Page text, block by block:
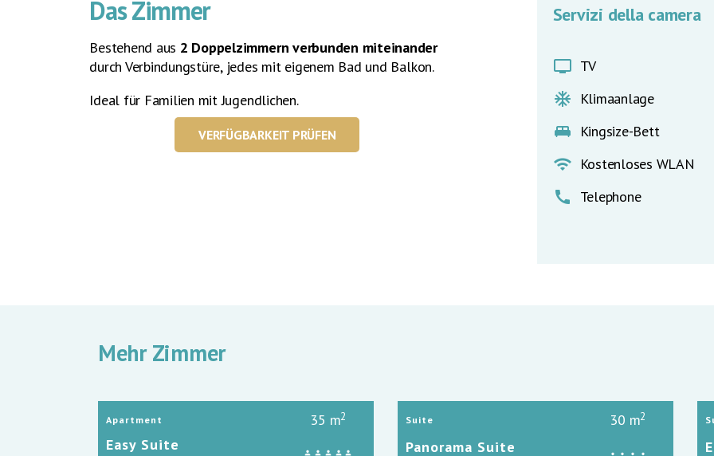
Das Zimmer
Bestehend aus 2 Doppelzimmern verbunden miteinander
durch Verbindungstüre, jedes mit eigenem Bad und Balkon.
Ideal für Familien mit Jugendlichen.
VERFÜGBARKEIT PRÜFEN
Servizi della camera
tv TV
ac_unit Klimaanlage
king_bed Kingsize-Bett
wifi Kostenloses WLAN
call Telephone
Mehr Zimmer
Apartment
Easy Suite
35 m2
person person person person person
Suite
Panorama Suite
30 m2